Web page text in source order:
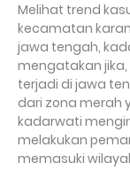
Melihat trend
kecamatan
jawa tengah,
mengatakan
terjadi di jawa
dari zona merah
kadarwati
melakukan
memasuki